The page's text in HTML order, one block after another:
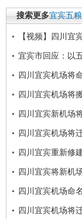
搜索更多宜宾五
【视频】四川宜
宜宾市回应：以
四川宜宾机场将
四川宜宾机场将
四川宜宾新机场
四川宜宾机场将
四川宜宾重新修
四川宜宾将新机
四川宜宾机场命
四川宜宾机场将